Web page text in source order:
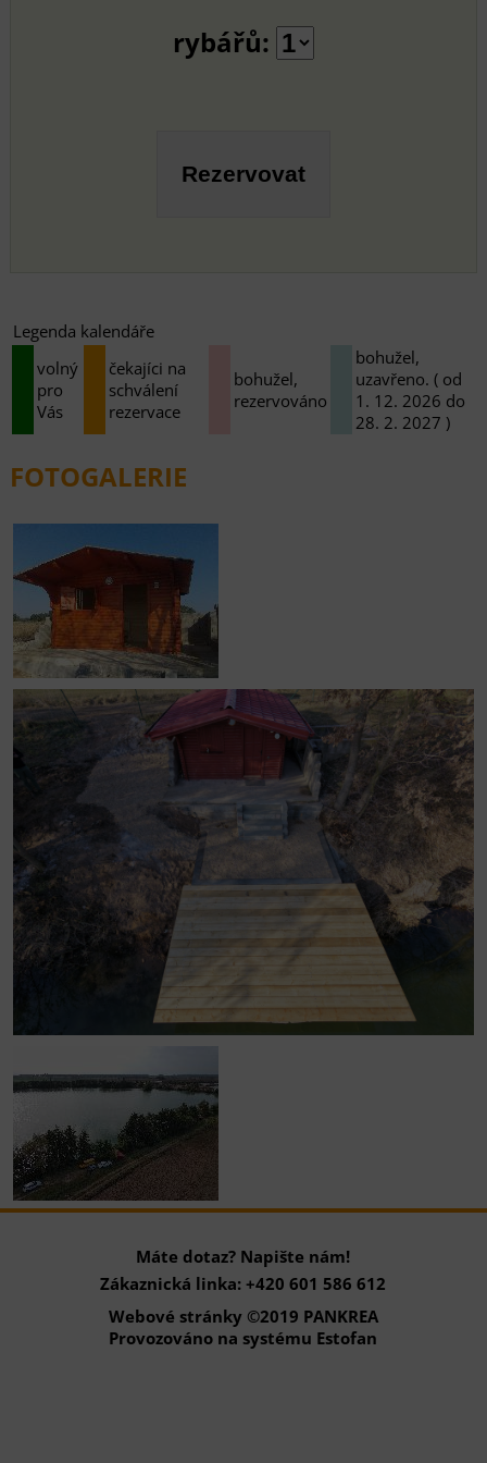
rybářů:
Legenda kalendáře
volný
pro
Vás
čekajíci na
schválení
rezervace
bohužel,
rezervováno
bohužel,
uzavřeno. ( od
1. 12. 2026 do
28. 2. 2027 )
FOTOGALERIE
Máte dotaz? Napište nám!
Zákaznická linka: +420 601 586 612
Webové stránky ©2019 PANKREA
Provozováno na systému Estofan